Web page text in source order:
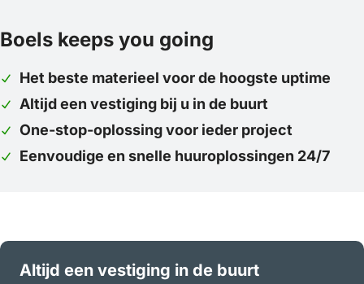
Boels keeps you going
Het beste materieel voor de hoogste uptime
Altijd een vestiging bij u in de buurt
One-stop-oplossing voor ieder project
Eenvoudige en snelle huuroplossingen 24/7
Altijd een vestiging in de buurt